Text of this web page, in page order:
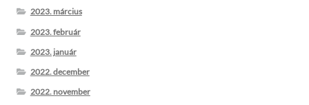
2023. március
2023. február
2023. január
2022. december
2022. november